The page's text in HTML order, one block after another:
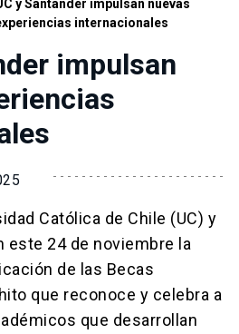
y Santander impulsan nuevas
internacionales
impulsan
Católica de Chile (UC) y
este 24 de noviembre la
de las Becas
que reconoce y celebra a
que desarrollan